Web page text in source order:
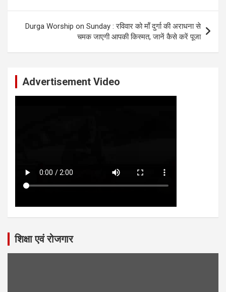
Durga Worship on Sunday : रविवार को मॉं दुर्गा की अराधना से
चमक जाएगी आपकी किस्मत, जानें कैसे करें पूजा
Advertisement Video
शिक्षा एवं रोजगार